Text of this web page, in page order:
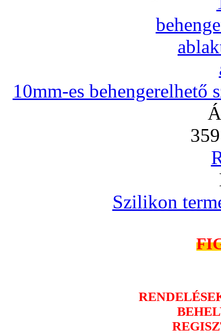
10mm-es
Szilikon